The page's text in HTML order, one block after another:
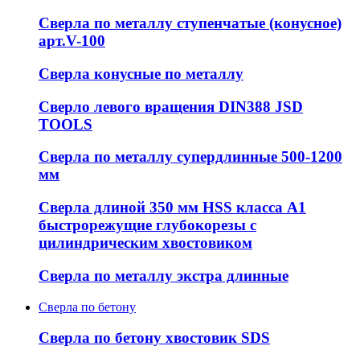
Сверла по металлу ступенчатые (конусное)
арт.V-100
Сверла конусные по металлу
Сверло левого вращения DIN388 JSD
TOOLS
Сверла по металлу супердлинные 500-1200
мм
Сверла длиной 350 мм HSS класса А1
быстрорежущие глубокорезы с
цилиндрическим хвостовиком
Сверла по металлу экстра длинные
Сверла по бетону
Сверла по бетону хвостовик SDS